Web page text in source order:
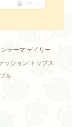
ポチップ
テーマ:デイリー
ッション:トップス
ル